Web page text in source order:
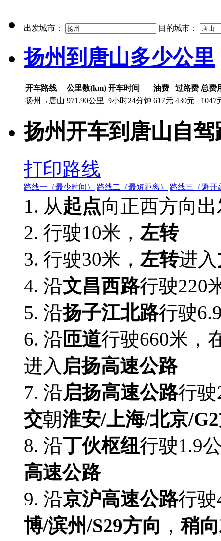
出发城市： 目的城市：
扬州到唐山多少公里
开车路线 公里数(km) 开车时间 油费 过路费 总费
扬州→唐山 971.90公里 9小时24分钟 617元 430元 1047
扬州开车到唐山自驾
打印路线
路线一（最少时间） 路线二（最短距离） 路线三（避开
1. 从起点向正西方向出
2. 行驶10米， 左转
3. 行驶30米， 左转进入
4. 沿文昌西路行驶220
5. 沿扬子江北路行驶
6. 沿匝道行驶660米，
进入 启扬高速公路
7. 沿启扬高速公路行驶
交朝淮安/上海/北京/
8. 沿丁伙枢纽 行驶1.9
高速公路
9. 沿京沪高速公路行驶
博/滨州/S29方向 ，稍